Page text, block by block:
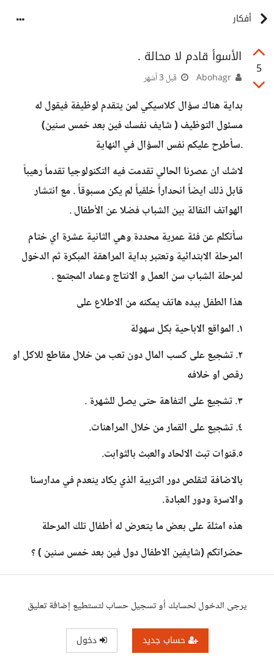
أفكار
5
الأسوأ قادم لا محالة .
قبل 3 أشهر
بداية هناك سؤال كلاسيكي لمن يتقدم لوظيفة فيقول له
مسئول التوظيف ( شايف نفسك فين بعد خمس سنين)
.سأطرح عليكم نفس السؤال في النهاية
لاشك ان عصرنا الحالي تقدمت فيه التكنولوجيا تقدماً رهيباً
قابل ذلك ايضاً انحداراً خلقياً لم يكن مسبوقاً . مع انتشار
الهواتف النقالة بين الشباب فضلا عن الأطفال .
سأتكلم عن فئة عمرية محددة وهي الثانية عشرة اي ختام
المرحلة الابتدائية وتعتبر بداية المراهقة المبكرة ثم الدخول
لمرحلة الشباب سن العمل و الانتاج وعماد المجتمع .
هذا الطفل بيده هاتف يمكنه من الاطلاع على
١. المواقع الاباحية بكل سهولة
٢. تشجيع على كسب المال دون تعب من خلال مقاطع للاكل او
رقص او خلافه
٣. تشجيع على التفاهة حتى يصل للشهرة .
٤. تشجيع على القمار من خلال المراهنات.
٥.قنوات تبث الالحاد والعبث بالثوابت.
بالاضافة لتقلص دور التربية الذي يكاد ينعدم في مدارسنا
والاسرة ودور العبادة.
هذه امثلة على بعض ما يتعرض له أطفال تلك المرحلة
حضراتكم (شايفين الاطفال دول فين بعد خمس سنين ) ؟
يرجى الدخول لحسابك أو تسجيل حساب لتستطيع إضافة تعليق
حساب جديد دخول